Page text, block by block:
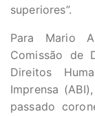
superiores”.
Para Mario
Comissão de
Direitos
Imprensa
passado